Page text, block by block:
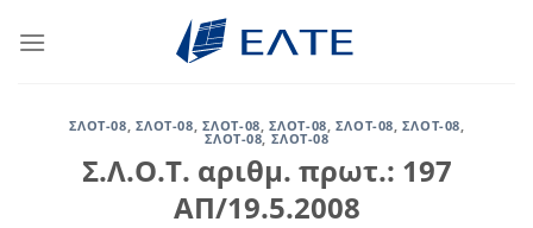
στο
ΣΛΟΤ-08, ΣΛΟΤ-08, ΣΛΟΤ-08, ΣΛΟΤ-08, ΣΛΟΤ-08, ΣΛΟΤ-08,
ΣΛΟΤ-08, ΣΛΟΤ-08
Σ.Λ.Ο.Τ. αριθμ. πρωτ.: 197
ΑΠ/19.5.2008